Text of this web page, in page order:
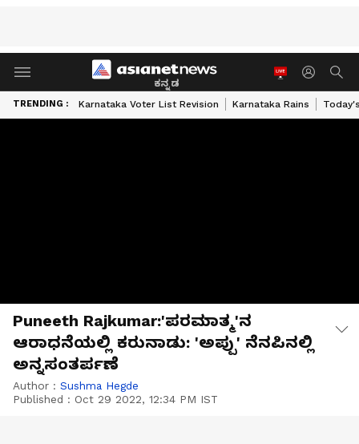
ಕನ್ನಡ
TRENDING : Karnataka Voter List Revision Karnataka Rains
Puneeth Rajkumar:'ಪರಮಾತ್ಮ'ನ
ಆರಾಧನೆಯಲ್ಲಿ ಕರುನಾಡು: 'ಅಪ್ಪು' ನೆನಪಿನಲ್ಲಿ
ಅನ್ನಸಂತರ್ಪಣೆ
Author : Sushma Hegde
Published : Oct 29 2022, 12:34 PM IST